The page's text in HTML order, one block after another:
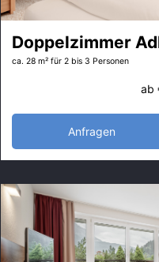
Doppelzimmer
ca. 28 m² für 2 bis 3 Personen
ab
Anfragen